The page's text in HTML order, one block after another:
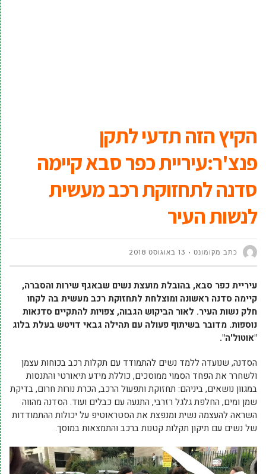
הקיץ הזה תדעי לתקן
פנצ'ר:עיריית כפר סבא קיימה
סדנה לתחזוקת רכב מעשית
לנשות העיר
כתב מקומונט 13 באוגוסט 2018
עיריית כפר סבא, בהובלת מועצת נשים שבאגף שירות והסברה,
קיימה סדנה ראשונה ומוצלחת לתחזוקת רכב מעשית בה לקחו
חלק נשות העיר. לאור הביקוש הגבוה, צפויות להתקיים סדנאות
נוספות. מדובר בשיתוף פעולה עם תהילה גבאי דויטש בעלת בלוג
"אוטול'ה".
הסדנה, שנועדה ללמד נשים להתמודד עם תקלות רכב בכוחות עצמן
ולשחרר את הפחד הסמוי ממוסכים, כוללת מידע תיאורטי והתנסות
במגוון נושאים, ביניהם: תחזוקת ותפעול הרכב, הכרת נורות חרום, בדיקת
שמן ומים, החלפת גלגל רזרבי, התנעה עם כבלים ועוד. הסדנה מהווה
השראה להעצמה נשית ומנפצת את הסטראוטיפ על יכולות ההתמודדות
של נשים עם תיקון תקלות קטנות ברכב והתמצאות במוסך.